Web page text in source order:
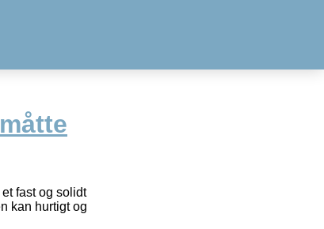
fast og solidt
kan hurtigt og